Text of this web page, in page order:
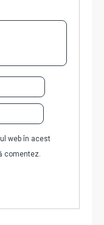
web în acest
comentez.